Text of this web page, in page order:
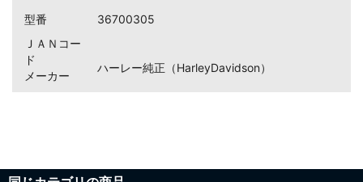
型番
36700305
ＪＡＮコー
ド
メーカー
ハーレー純正（HarleyDavidson）